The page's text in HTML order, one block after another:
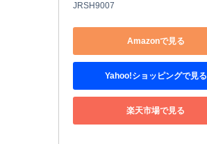
JRSH9007
Amazonで見る
Yahoo!ショッピングで見る
楽天市場で見る